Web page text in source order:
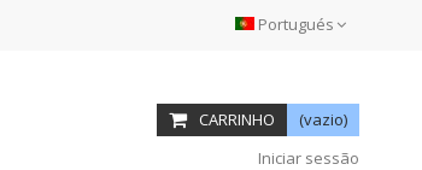
Portugués
CARRINHO
(vazio)
Iniciar sessão